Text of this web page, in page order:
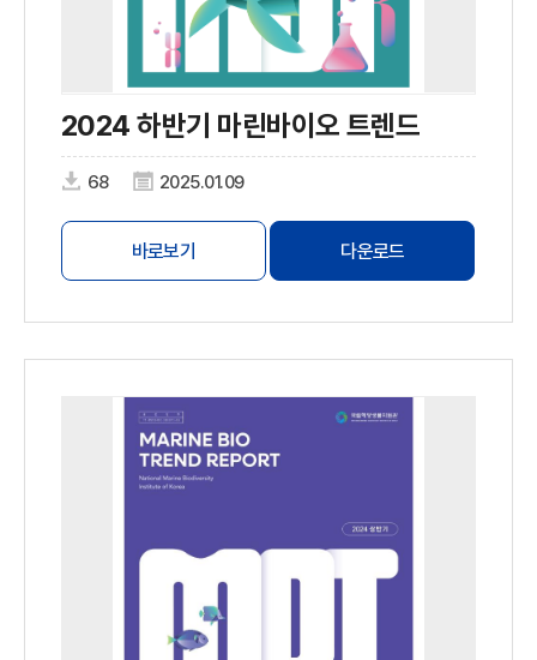
2024 하반기 마린바이오 트렌드
68 2025.01.09
바로보기 다운로드